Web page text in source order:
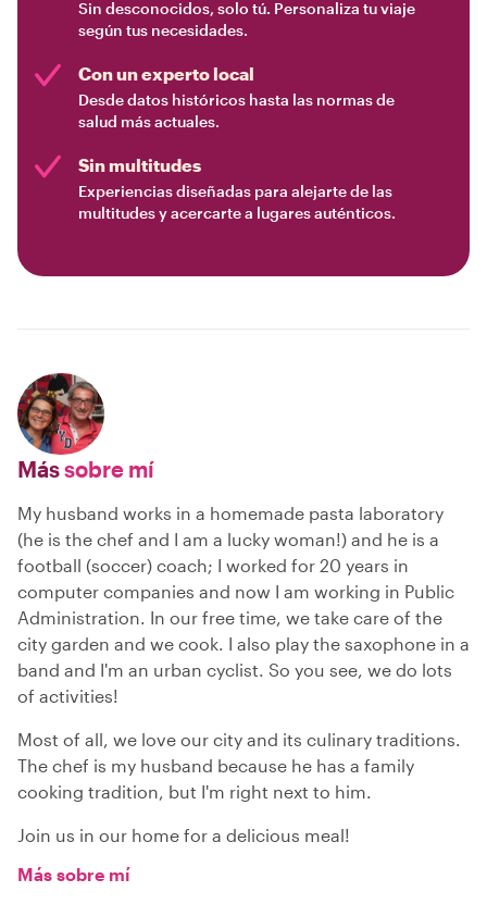
Sin desconocidos, solo tú. Personaliza tu viaje
según tus necesidades.
Con un experto local
Desde datos históricos hasta las normas de
salud más actuales.
Sin multitudes
Experiencias diseñadas para alejarte de las
multitudes y acercarte a lugares auténticos.
Mássobre mí
My husband works in a homemade pasta laboratory
(he is the chef and I am a lucky woman!) and he is a
football (soccer) coach; I worked for 20 years in
computer companies and now I am working in Public
Administration. In our free time, we take care of the
city garden and we cook. I also play the saxophone in a
band and I'm an urban cyclist. So you see, we do lots
of activities!
Most of all, we love our city and its culinary traditions.
The chef is my husband because he has a family
cooking tradition, but I'm right next to him.
Join us in our home for a delicious meal!
Más sobre mí